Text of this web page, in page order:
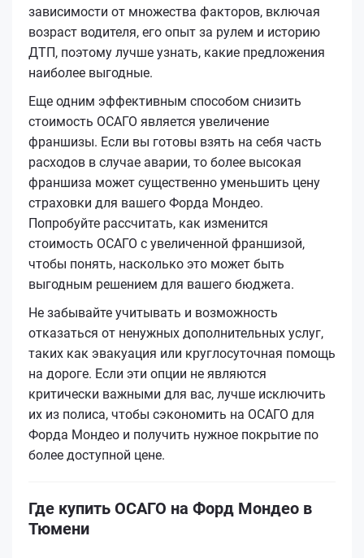
зависимости от множества факторов, включая
возраст водителя, его опыт за рулем и историю
ДТП, поэтому лучше узнать, какие предложения
наиболее выгодные.
Еще одним эффективным способом снизить
стоимость ОСАГО является увеличение
франшизы. Если вы готовы взять на себя часть
расходов в случае аварии, то более высокая
франшиза может существенно уменьшить цену
страховки для вашего Форда Мондео.
Попробуйте рассчитать, как изменится
стоимость ОСАГО с увеличенной франшизой,
чтобы понять, насколько это может быть
выгодным решением для вашего бюджета.
Не забывайте учитывать и возможность
отказаться от ненужных дополнительных услуг,
таких как эвакуация или круглосуточная помощь
на дороге. Если эти опции не являются
критически важными для вас, лучше исключить
их из полиса, чтобы сэкономить на ОСАГО для
Форда Мондео и получить нужное покрытие по
более доступной цене.
Где купить ОСАГО на Форд Мондео в
Тюмени